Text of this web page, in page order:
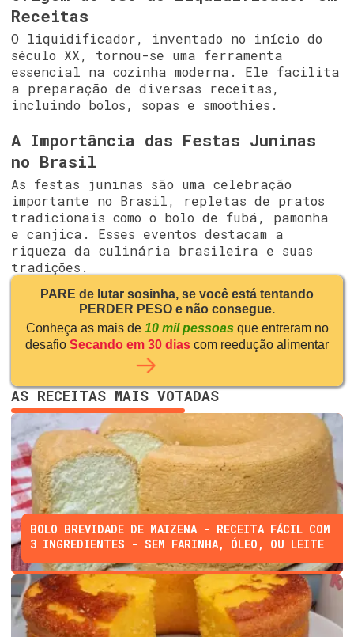
Receitas
O liquidificador, inventado no início do
século XX, tornou-se uma ferramenta
essencial na cozinha moderna. Ele facilita
a preparação de diversas receitas,
incluindo bolos, sopas e smoothies.
A Importância das Festas Juninas
no Brasil
As festas juninas são uma celebração
importante no Brasil, repletas de pratos
tradicionais como o bolo de fubá, pamonha
e canjica. Esses eventos destacam a
riqueza da culinária brasileira e suas
tradições.
PARE de lutar sosinha, se você está tentando
PERDER PESO e não consegue.
Conheça as mais de 10 mil pessoas que entreram no
desafio Secando em 30 dias com reedução alimentar
AS RECEITAS MAIS VOTADAS
BOLO BREVIDADE DE MAIZENA - RECEITA FÁCIL COM
3 INGREDIENTES - SEM FARINHA, ÓLEO, OU LEITE